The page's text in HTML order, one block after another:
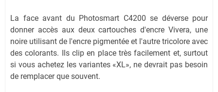
La face avant du Photosmart C4200 se déverse pour
donner accès aux deux cartouches d'encre Vivera, une
noire utilisant de l'encre pigmentée et l'autre tricolore avec
des colorants. Ils clip en place très facilement et, surtout
si vous achetez les variantes «XL», ne devrait pas besoin
de remplacer que souvent.